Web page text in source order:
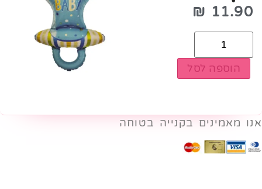
11.90
₪
הוספה לסל
אנו מאמינים בקנייה בטוחה